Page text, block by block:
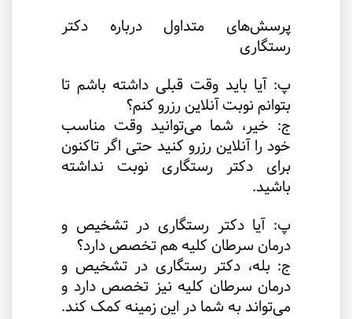
پرسش‌های متداول درباره دکتر
رستگاری
پ: آیا باید وقت قبلی داشته باشم تا
بتوانم نوبت آنلاین رزرو کنم؟
ج: خیر، شما می‌توانید وقت مناسب
خود را آنلاین رزرو کنید حتی اگر تاکنون
برای دکتر رستگاری نوبت نداشته
باشید.
پ: آیا دکتر رستگاری در تشخیص و
درمان سرطان کلیه هم تخصص دارد؟
ج: بله، دکتر رستگاری در تشخیص و
درمان سرطان کلیه نیز تخصص دارد و
می‌تواند به شما در این زمینه کمک کند.